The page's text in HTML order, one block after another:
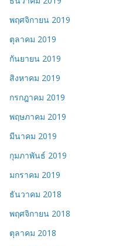
พฤศจิกายน 2019
ตุลาคม 2019
กันยายน 2019
สิงหาคม 2019
กรกฎาคม 2019
พฤษภาคม 2019
มีนาคม 2019
กุมภาพันธ์ 2019
มกราคม 2019
ธันวาคม 2018
พฤศจิกายน 2018
ตุลาคม 2018